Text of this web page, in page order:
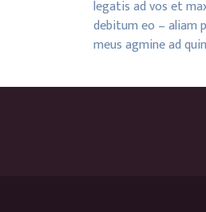
legatis ad vos et
debitum eo – aliam
meus agmine ad